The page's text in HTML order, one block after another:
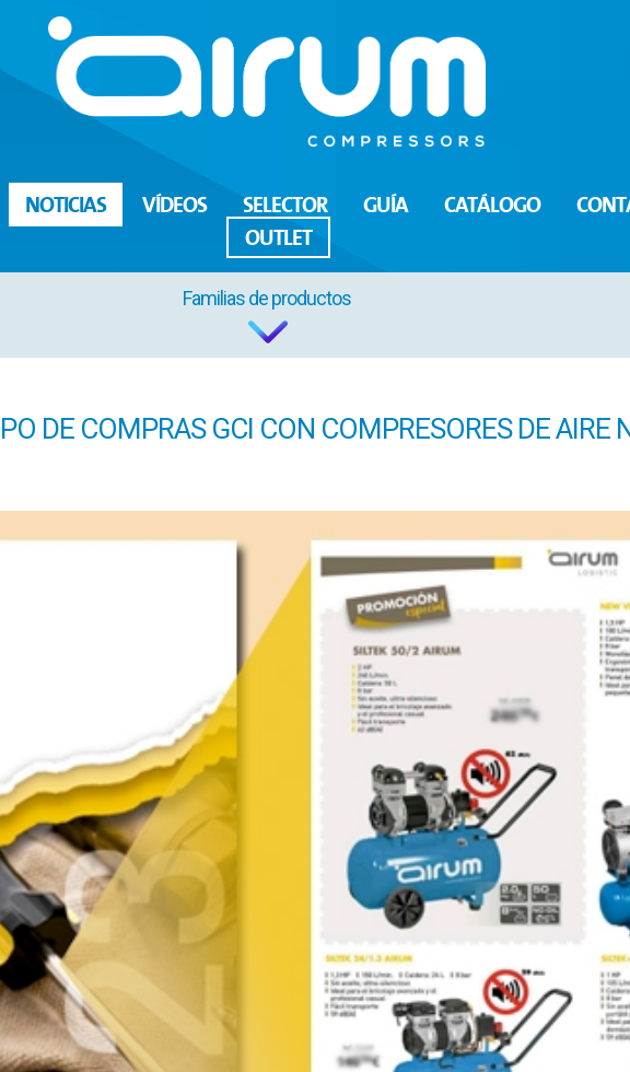
NOTICIAS VÍDEOS SELECTOR GUÍA CATÁLOGO
OUTLET
Familias de productos
DE COMPRAS GCI CON COMPRESORES DE AIRE